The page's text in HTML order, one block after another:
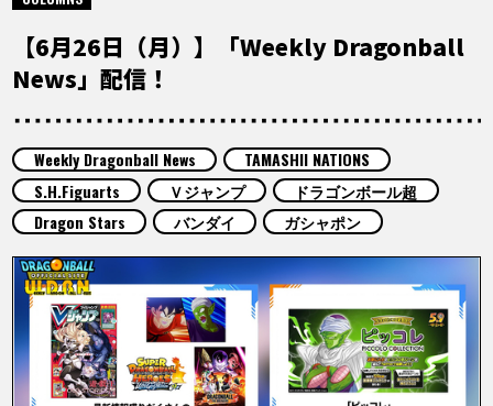
RANKING
MOVIE
COLUMNS
ABOUT
LANGUAGE
JP
EN FR DE ES
【6月26日（月）】「Weekly Dragonball
News」配信！
Weekly Dragonball News
TAMASHII NATIONS
S.H.Figuarts
Ｖジャンプ
ドラゴンボール超
Dragon Stars
バンダイ ガシャポン